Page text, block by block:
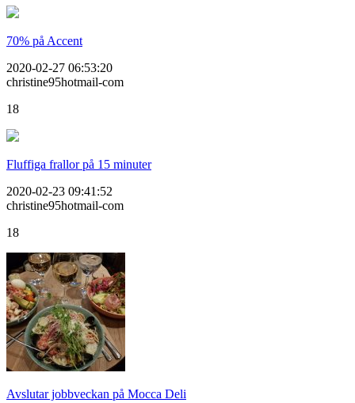
70% på Accent
2020-02-27 06:53:20
christine95hotmail-com
18
Fluffiga frallor på 15 minuter
2020-02-23 09:41:52
christine95hotmail-com
18
Avslutar jobbveckan på Mocca Deli